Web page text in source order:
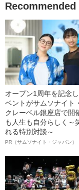
オープン1周年を記念
ベントがサムソナイト
クレーベル銀座店で
も人生も自分らしく～
れる特別対談～
PR（サムソナイト・ジャパン）